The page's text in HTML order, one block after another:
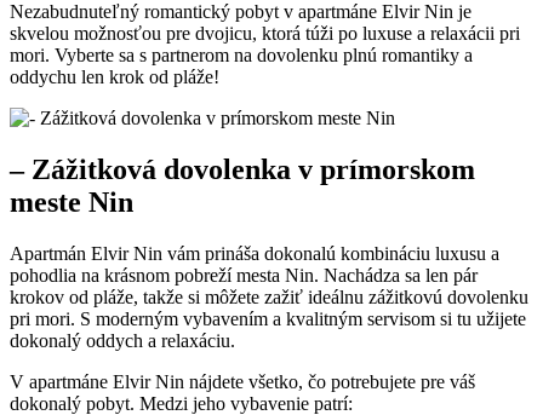
Nezabudnuteľný romantický pobyt v apartmáne Elvir Nin je
skvelou možnosťou pre dvojicu, ktorá túži po luxuse a relaxácii pri
mori. Vyberte sa s partnerom na dovolenku plnú romantiky a
oddychu len krok od pláže!
– Zážitková dovolenka v prímorskom
meste Nin
Apartmán Elvir Nin vám prináša dokonalú kombináciu luxusu a
pohodlia na krásnom pobreží mesta Nin. Nachádza sa len pár
krokov od pláže, takže si môžete zažiť ideálnu zážitkovú dovolenku
pri mori. S moderným vybavením a kvalitným servisom si tu užijete
dokonalý oddych a relaxáciu.
V apartmáne Elvir Nin nájdete všetko, čo potrebujete pre váš
dokonalý pobyt. Medzi jeho vybavenie patrí: